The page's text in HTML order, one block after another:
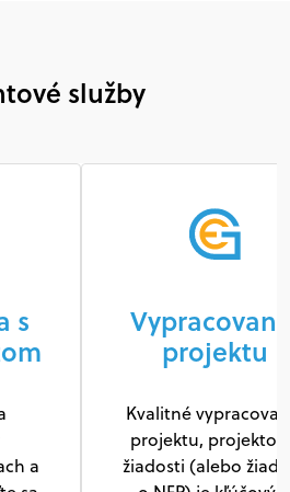
služby
s
a
projektu
Kvalitné
projektu,
žiadosti (alebo